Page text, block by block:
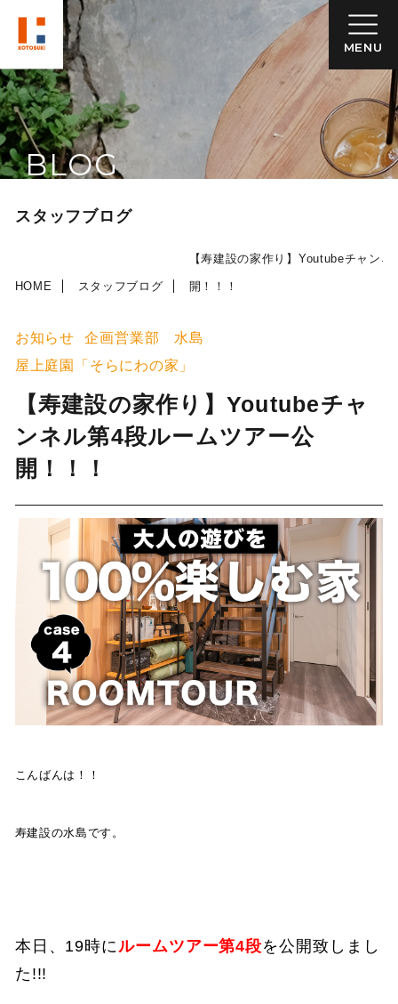
MENU
BLOG
スタッフブログ
HOME スタッフブログ
【寿建設の家作り】Youtubeチャン
開！！！
お知らせ
企画営業部 水島
屋上庭園「そらにわの家」
【寿建設の家作り】Youtubeチャ
ンネル第4段ルームツアー公
開！！！
こんばんは！！
寿建設の水島です。
本日、19時に ルームツアー第4段を公開致しまし
た!!!